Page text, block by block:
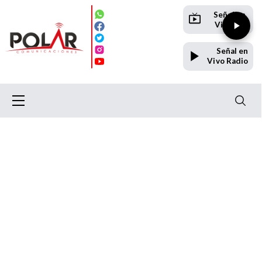
Señal en
Vivo TV
Señal en
Vivo Radio